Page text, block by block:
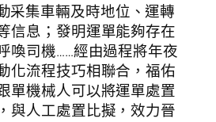
采集車輛及時地位、運轉
信息；發明運單能夠存在
喚司機……經由過程將年夜
化流程技巧相聯合，福佑
單機械人可以將運單處置
與人工處置比擬，效力晉